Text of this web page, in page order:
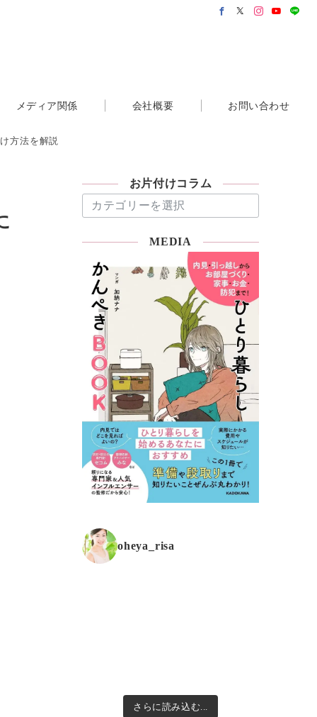
メディア関係 会社概要 お問い合わせ
方法を解説
お片付けコラム
片
ム
MEDIA
oheya_risa
さらに読み込む...